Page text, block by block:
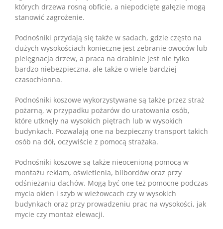
których drzewa rosną obficie, a niepodcięte gałęzie mogą
stanowić zagrożenie.
Podnośniki przydają się także w sadach, gdzie często na
dużych wysokościach konieczne jest zebranie owoców lub
pielęgnacja drzew, a praca na drabinie jest nie tylko
bardzo niebezpieczna, ale także o wiele bardziej
czasochłonna.
Podnośniki koszowe wykorzystywane są także przez straż
pożarną, w przypadku pożarów do uratowania osób,
które utknęły na wysokich piętrach lub w wysokich
budynkach. Pozwalają one na bezpieczny transport takich
osób na dół, oczywiście z pomocą strażaka.
Podnośniki koszowe są także nieocenioną pomocą w
montażu reklam, oświetlenia, bilbordów oraz przy
odśnieżaniu dachów. Mogą być one też pomocne podczas
mycia okien i szyb w wieżowcach czy w wysokich
budynkach oraz przy prowadzeniu prac na wysokości, jak
mycie czy montaż elewacji.